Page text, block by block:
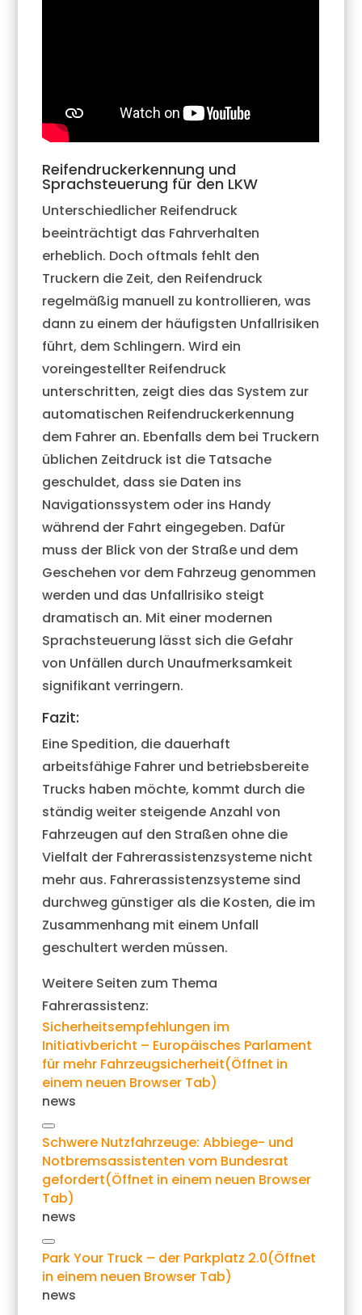
Reifendruckerkennung und
Sprachsteuerung für den LKW
Unterschiedlicher Reifendruck
beeinträchtigt das Fahrverhalten
erheblich. Doch oftmals fehlt den
Truckern die Zeit, den Reifendruck
regelmäßig manuell zu kontrollieren, was
dann zu einem der häufigsten Unfallrisiken
führt, dem Schlingern. Wird ein
voreingestellter Reifendruck
unterschritten, zeigt dies das System zur
automatischen Reifendruckerkennung
dem Fahrer an. Ebenfalls dem bei Truckern
üblichen Zeitdruck ist die Tatsache
geschuldet, dass sie Daten ins
Navigationssystem oder ins Handy
während der Fahrt eingegeben. Dafür
muss der Blick von der Straße und dem
Geschehen vor dem Fahrzeug genommen
werden und das Unfallrisiko steigt
dramatisch an. Mit einer modernen
Sprachsteuerung lässt sich die Gefahr
von Unfällen durch Unaufmerksamkeit
signifikant verringern.
Fazit:
Eine Spedition, die dauerhaft
arbeitsfähige Fahrer und betriebsbereite
Trucks haben möchte, kommt durch die
ständig weiter steigende Anzahl von
Fahrzeugen auf den Straßen ohne die
Vielfalt der Fahrerassistenzsysteme nicht
mehr aus. Fahrerassistenzsysteme sind
durchweg günstiger als die Kosten, die im
Zusammenhang mit einem Unfall
geschultert werden müssen.
Weitere Seiten zum Thema
Fahrerassistenz:
Sicherheitsempfehlungen im
Initiativbericht – Europäisches Parlament
für mehr Fahrzeugsicherheit(Öffnet in
einem neuen Browser Tab)
news
Link
kopieren
Schwere Nutzfahrzeuge: Abbiege- und
Notbremsassistenten vom Bundesrat
gefordert(Öffnet in einem neuen Browser
Tab)
news
Link
kopieren
Park Your Truck – der Parkplatz 2.0(Öffnet
in einem neuen Browser Tab)
news